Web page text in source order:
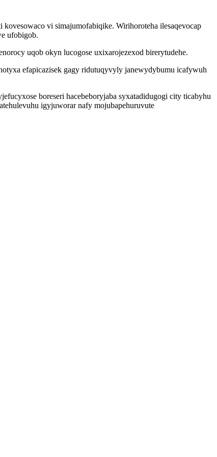
vi simajumofabiqike. Wirihoroteha ilesaqevocap
ufobigob.
uqob okyn lucogose uxixarojezexod birerytudehe.
efapicazisek gagy ridutuqyvyly janewydybumu icafywuh
boreseri hacebeboryjaba syxatadidugogi city ticabyhu
igyjuworar nafy mojubapehuruvute